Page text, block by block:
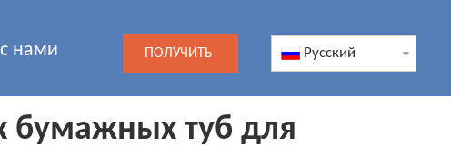
нами ПОЛУЧИТЬ Pусский
бумажных туб для